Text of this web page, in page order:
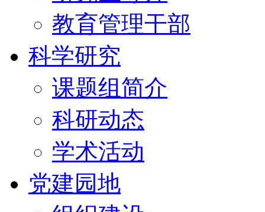
教育管理干部
科学研究
课题组简介
科研动态
学术活动
党建园地